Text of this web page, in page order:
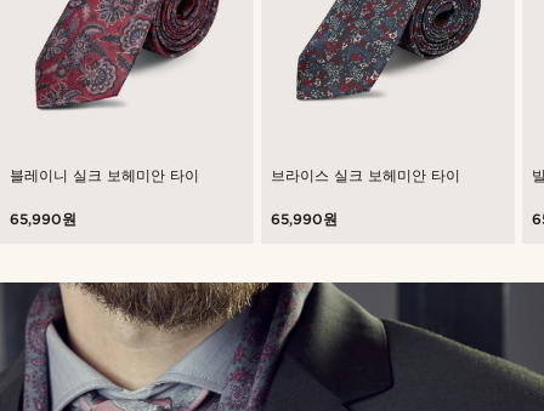
블레이니 실크 보헤미안 타이
65,990원
브라이스 실크 보헤미안 타이
65,990원